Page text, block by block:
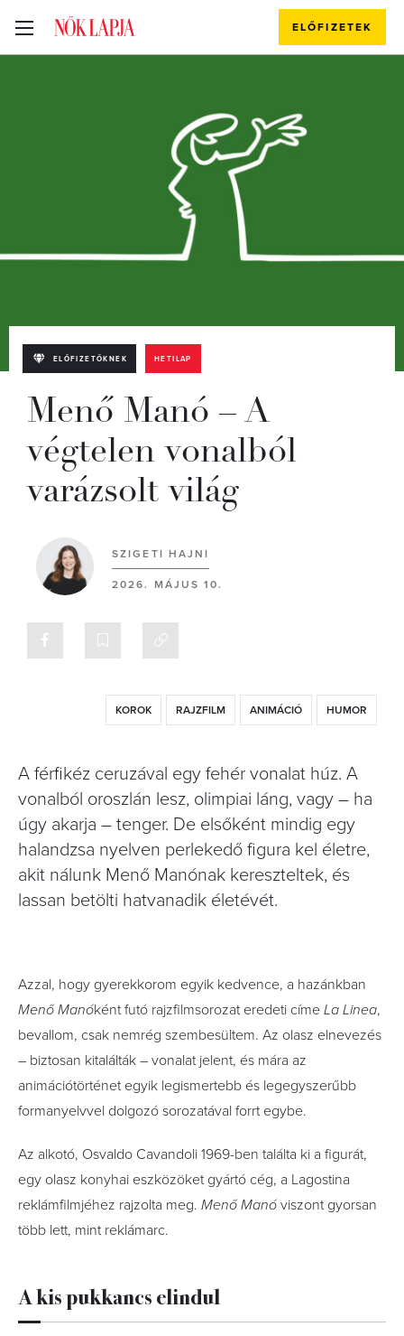
ELŐFIZETEK
ELŐFIZETŐKNEK HETILAP
Menő Manó – A
végtelen vonalból
varázsolt világ
SZIGETI HAJNI
2026. MÁJUS 10.
KOROK RAJZFILM ANIMÁCIÓ HUMOR
A férfikéz ceruzával egy fehér vonalat húz. A
vonalból oroszlán lesz, olimpiai láng, vagy – ha
úgy akarja – tenger. De elsőként mindig egy
halandzsa nyelven perlekedő figura kel életre,
akit nálunk Menő Manónak kereszteltek, és
lassan betölti hatvanadik életévét.
Azzal, hogy gyerekkorom egyik kedvence, a hazánkban
Menő Manóként futó rajzfilmsorozat eredeti címe La Linea,
bevallom, csak nemrég szembesültem. Az olasz elnevezés
– biztosan kitalálták – vonalat jelent, és mára az
animációtörténet egyik legismertebb és legegyszerűbb
formanyelvvel dolgozó sorozatával forrt egybe.
Az alkotó, Osvaldo Cavandoli 1969-ben találta ki a figurát,
egy olasz konyhai eszközöket gyártó cég, a Lagostina
reklámfilmjéhez rajzolta meg. Menő Manó viszont gyorsan
több lett, mint reklámarc.
A kis pukkancs elindul